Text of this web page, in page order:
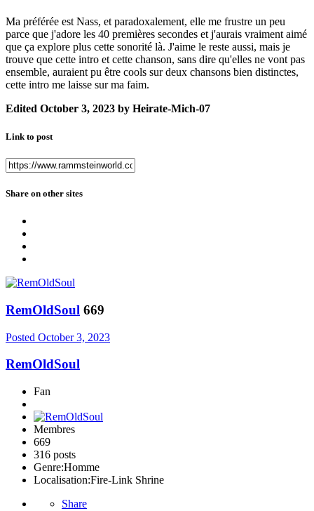
Ma préférée est Nass, et paradoxalement, elle me frustre un peu
parce que j'adore les 40 premières secondes et j'aurais vraiment aimé
que ça explore plus cette sonorité là. J'aime le reste aussi, mais je
trouve que cette intro et cette chanson, sans dire qu'elles ne vont pas
ensemble, auraient pu être cools sur deux chansons bien distinctes,
cette intro me laisse sur ma faim.
Edited October 3, 2023 by Heirate-Mich-07
Link to post
Share on other sites
RemOldSoul 669
Posted October 3, 2023
RemOldSoul
Fan
Membres
669
316 posts
Genre:Homme
Localisation:Fire-Link Shrine
Share